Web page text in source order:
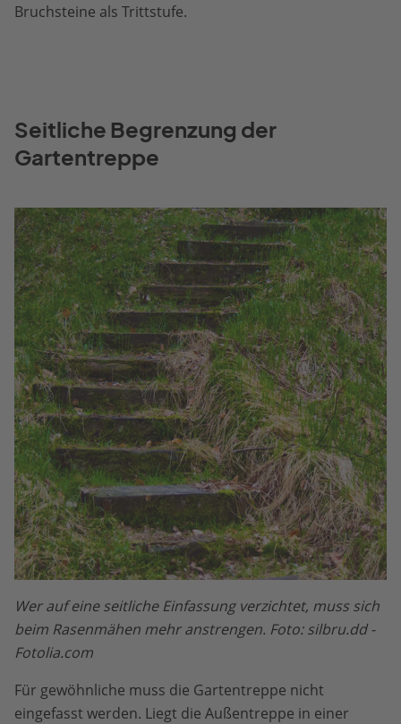
Bruchsteine als Trittstufe.
Seitliche Begrenzung der
Gartentreppe
Wer auf eine seitliche Einfassung verzichtet, muss sich
beim Rasenmähen mehr anstrengen. Foto: silbru.dd -
Fotolia.com
Für gewöhnliche muss die Gartentreppe nicht
eingefasst werden. Liegt die Außentreppe in einer